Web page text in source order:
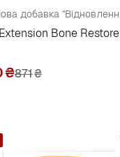
Bone Restore
₴871₴